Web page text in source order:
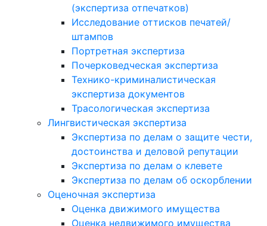
(экспертиза отпечатков)
Исследование оттисков печатей/
штампов
Портретная экспертиза
Почерковедческая экспертиза
Технико-криминалистическая
экспертиза документов
Трасологическая экспертиза
Лингвистическая экспертиза
Экспертиза по делам о защите чести,
достоинства и деловой репутации
Экспертиза по делам о клевете
Экспертиза по делам об оскорблении
Оценочная экспертиза
Оценка движимого имущества
Оценка недвижимого имущества